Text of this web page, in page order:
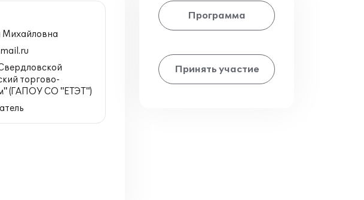
Михайловна
торгово-
(ГАПОУ СО "ЕТЭТ")
Программа
Принять участие